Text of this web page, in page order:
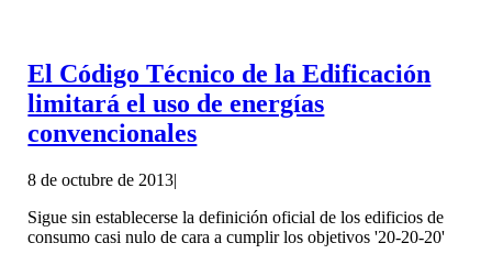
El Código Técnico de la Edificación
limitará el uso de energías
convencionales
8 de octubre de 2013|
Sigue sin establecerse la definición oficial de los edificios de
consumo casi nulo de cara a cumplir los objetivos '20-20-20'